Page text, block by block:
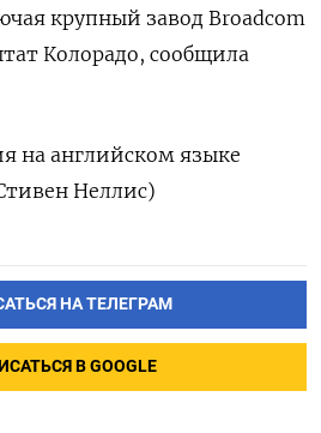
крупный завод Broadcom
Колорадо, сообщила
на английском языке
Неллис)
НА ТЕЛЕГРАМ
В GOOGLE